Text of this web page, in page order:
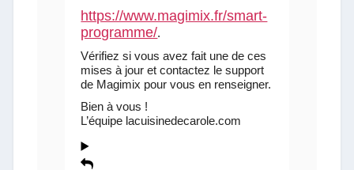
https://www.magimix.fr/smart-
programme/.
Vérifiez si vous avez fait une de ces
mises à jour et contactez le support
de Magimix pour vous en renseigner.
Bien à vous !
L’équipe lacuisinedecarole.com